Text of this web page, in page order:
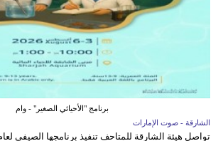
برنامج "الأحيائي الصغير" - وام
الشارقة - صوت الإمارات